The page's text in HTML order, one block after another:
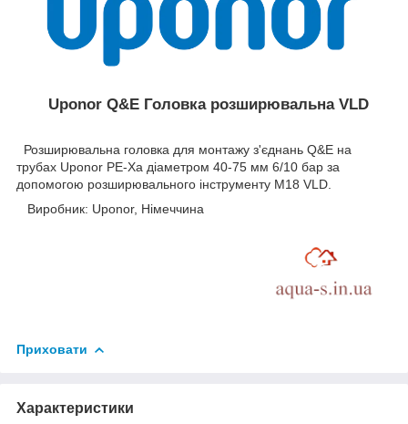
Uponor Q&E Головка розширювальна VLD
Розширювальна головка для монтажу з'єднань Q&E на
трубах Uponor PE-Xa діаметром 40-75 мм 6/10 бар за
допомогою розширювального інструменту М18 VLD.
Виробник: Uponor, Німеччина
Приховати
Характеристики